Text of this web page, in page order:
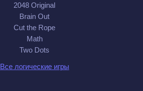
2048 Original
Brain Out
Cut the Rope
Math
Two Dots
Все логические игры